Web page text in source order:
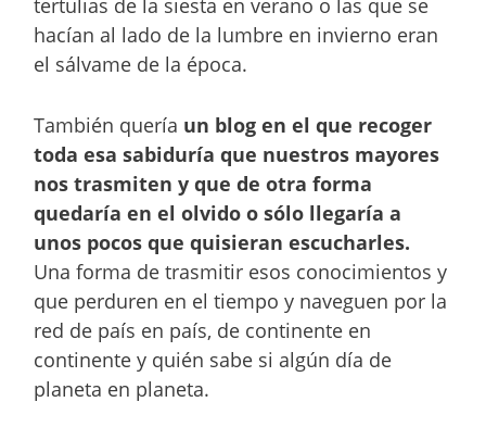
tertulias de la siesta en verano o las que se
hacían al lado de la lumbre en invierno eran
el sálvame de la época.
También quería un blog en el que recoger
toda esa sabiduría que nuestros mayores
nos trasmiten y que de otra forma
quedaría en el olvido o sólo llegaría a
unos pocos que quisieran escucharles.
Una forma de trasmitir esos conocimientos y
que perduren en el tiempo y naveguen por la
red de país en país, de continente en
continente y quién sabe si algún día de
planeta en planeta.